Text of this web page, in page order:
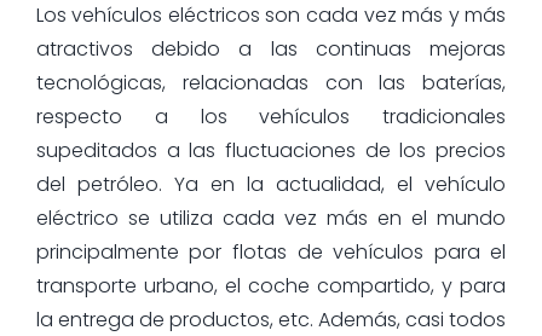
Los vehículos eléctricos son cada vez más y más
atractivos debido a las continuas mejoras
tecnológicas, relacionadas con las baterías,
respecto a los vehículos tradicionales
supeditados a las fluctuaciones de los precios
del petróleo. Ya en la actualidad, el vehículo
eléctrico se utiliza cada vez más en el mundo
principalmente por flotas de vehículos para el
transporte urbano, el coche compartido, y para
la entrega de productos, etc. Además, casi todos